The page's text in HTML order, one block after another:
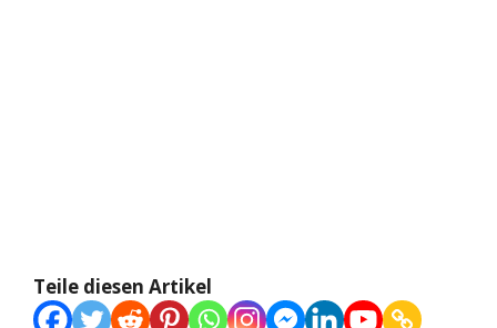
Teile diesen Artikel